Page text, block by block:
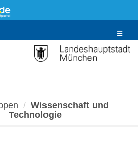
Toggle
Wissenschaft und
Technologie